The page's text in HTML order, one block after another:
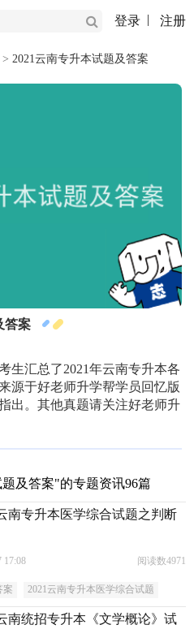
登录 注册
> 2021云南专升本试题及答案
答案
生汇总了2021年云南专升本各
源于好老师升学帮学员回忆版
出。其他真题请关注好老师升
及答案"的专题资讯96篇
南专升本医学综合试题之判断
17:08 阅读数4971
案 2021云南专升本医学综合试题
南统招专升本《文学概论》试